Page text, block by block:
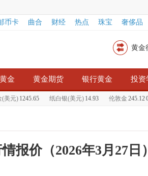
币卡 曲合 财经 热点 珠宝 奢侈品
黄金
金 黄金期货 银行黄金 投资
元) 1245.65 纸白银(美元) 14.93 伦敦金 245.12
报价（2026年3月27日）